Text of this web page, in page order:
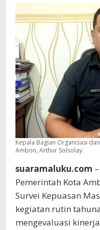
Kepala Bagian Organisasi
Ambon, Arthur Solsolay.
suaramaluku.com
Pemerintah Kota
Survei Kepuasan
kegiatan rutin
mengevaluasi